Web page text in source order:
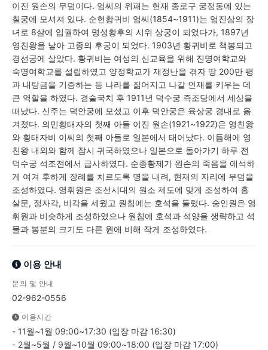
이진 원손의 무덤이다. 엄씨의 위패는 현재 종로구 궁정동에 있는
칠궁에 모셔져 있다. 순헌황귀비 엄씨(1854~1911)는 엄진삼의 장
녀로 8살에 입궐하여 명성황후의 시위 상궁이 되었다가, 1897년
영친왕을 낳아 고종의 후궁이 되었다. 1903년 황귀비로 책봉되고
경선궁에 살았다. 황귀비는 여성의 신교육을 위해 진명여학교와
숙명여학교를 설립하였고 양정학교가 재정난을 겪자 땅 200만 평
과 내탕금을 기증하는 등 나라를 짊어지고 나갈 인재를 키우는 데
큰 역할을 하였다. 경술국치 후 1911년 덕수궁 즉조당에서 세상을
떠났다. 신주는 덕안궁에 모셨고 이후 덕안궁은 육상궁 경내로 옮
겨졌다. 의민황태자의 첫째 아들 이진 원손(1921~1922)은 영친왕
와 황태자비 이씨의 첫째 아들로 일본에서 태어났다. 이듬해에 영
친왕 내외와 함께 잠시 귀국하였으나 일본으로 돌아가기 하루 전
덕수궁 석조전에서 급사하였다. 순종황제가 원손의 죽음을 애석하
게 여겨 후하게 장례를 치르도록 명을 내려, 현재의 자리에 무덤을
조성하였다. 영휘원은 조선시대의 원소 제도에 맞게 조성하여 홍
살문, 정자각, 비각을 세웠고 원침에는 호석을 둘렀다. 숭인원은 영
휘원과 비슷하게 조성하였으나 원침에 호석과 석양을 생략하고 석
물과 봉분의 크기도 다른 원에 비해 작게 조성하였다.
이용 안내
문의 및 안내
02-962-0556
이용시간
- 11월~1월 09:00~17:30 (입장 마감 16:30)
- 2월~5월 / 9월~10월 09:00~18:00 (입장 마감 17:00)